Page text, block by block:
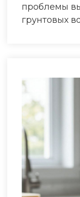
проблемы
грунтовых